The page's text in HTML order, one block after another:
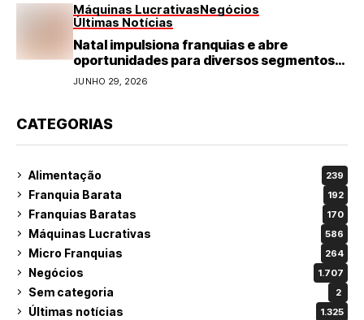
Máquinas LucrativasNegócios
Últimas Notícias
Natal impulsiona franquias e abre
oportunidades para diversos segmentos
do varejo
JUNHO 29, 2026
CATEGORIAS
Alimentação 239
Franquia Barata 192
Franquias Baratas 170
Máquinas Lucrativas 586
Micro Franquias 264
Negócios 1.707
Sem categoria 2
Últimas notícias 1.325